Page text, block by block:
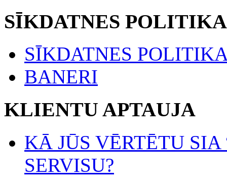
SĪKDATNES
SĪKDATNES
BANERI
KLIENTU APTAUJA
KĀ JŪS VĒRTĒTU
SERVISU?